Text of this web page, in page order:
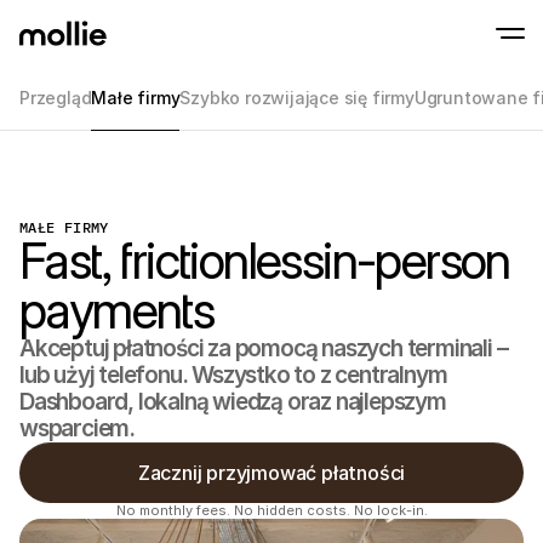
PrzeglądMałe firmySzybko rozwijające się firmyUgruntowane
Akceptuj płatności
terminali i innych
Checkout
Oferuj proces
Płatności cykliczne
Pobieraj cykliczne i
płatności
Akceptacja i
optymalizuj
Dowiedz się więcej o naszym Programie Partnerskim dla
Agencji
Dla
MAŁE FIRMY
Fast, frictionlessin-person
payments
Akceptuj płatności za pomocą naszych terminali –
lub użyj telefonu. Wszystko to z centralnym
Dashboard, lokalną wiedzą oraz najlepszym
wsparciem.
Zacznij przyjmować płatności
No monthly fees. No hidden costs. No lock-in.